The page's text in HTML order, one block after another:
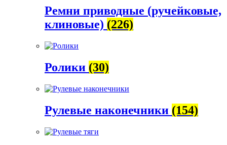
Ремни приводные (ручейковые,
клиновые) (226)
Ролики (30)
Рулевые наконечники (154)